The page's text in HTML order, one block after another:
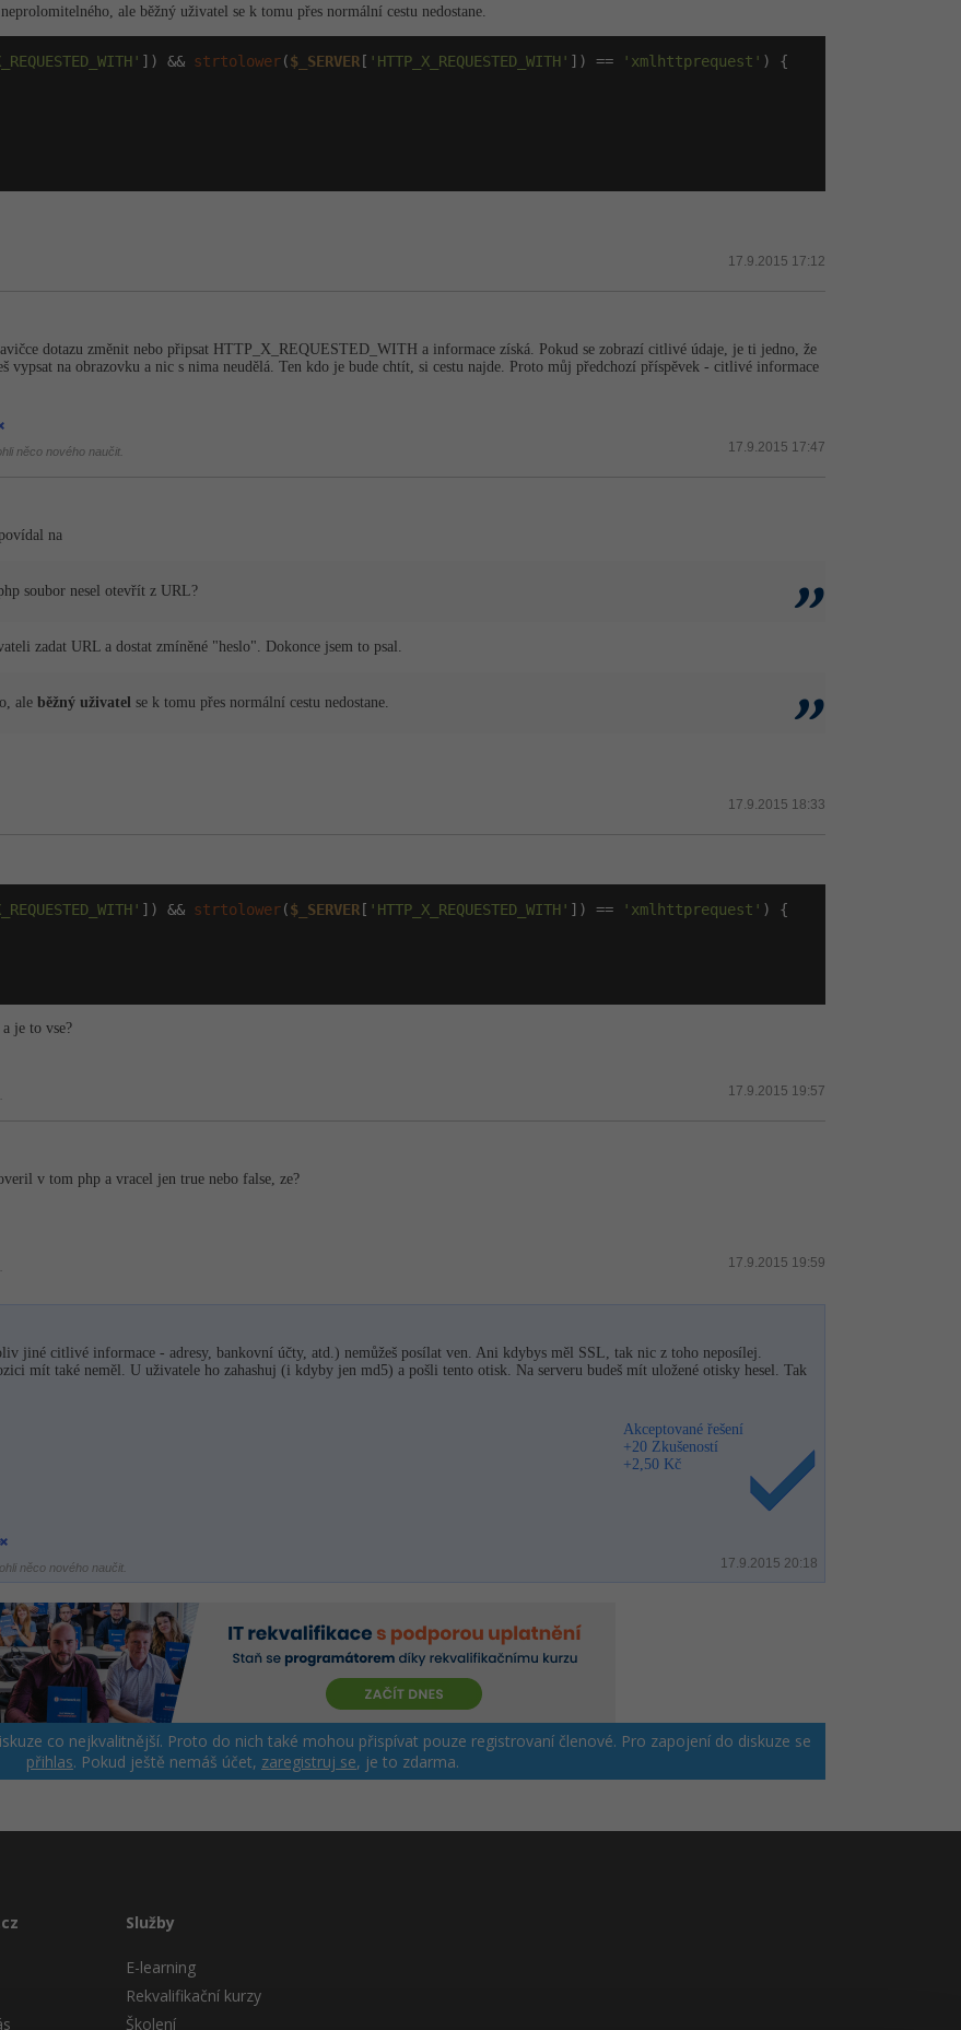
ale běžný uživatel se k tomu přes normální cestu nedostane.
]) && strtolower($_SERVER [ 'HTTP_X_REQUESTED_WITH' ]) == 'xmlhttprequest' ) {
17.9.2015 17:12
dotazu změnit nebo připsat HTTP_X_REQUES­TED_WITH a informace získá. Pokud se zobrazí citlivé údaje, je ti jedno, že
vypsat na obrazovku a nic s nima neudělá. Ten kdo je bude chtít, si cestu najde. Proto můj předchozí příspěvek - citlivé informace
17.9.2015 17:47
něco nového naučit.
na
soubor nesel otevřít z URL?
zadat URL a dostat zmíněné "heslo". Dokonce jsem to psal.
ale běžný uživatel se k tomu přes normální cestu nedostane.
17.9.2015 18:33
]) && strtolower($_SERVER [ 'HTTP_X_REQUESTED_WITH' ]) == 'xmlhttprequest' ) {
je to vse?
17.9.2015 19:57
v tom php a vracel jen true nebo false, ze?
17.9.2015 19:59
jiné citlivé informace - adresy, bankovní účty, atd.) nemůžeš posílat ven. Ani kdybys měl SSL, tak nic z toho neposílej.
mít také neměl. U uživatele ho zahashuj (i kdyby jen md5) a pošli tento otisk. Na serveru budeš mít uložené otisky hesel. Tak
Akceptované řešení
+20 Zkušeností
+2,50 Kč
17.9.2015 20:18
něco nového naučit.
co nejkvalitnější. Proto do nich také mohou přispívat pouze registrovaní členové. Pro zapojení do diskuze se
přihlas. Pokud ještě nemáš účet, zaregistruj se, je to zdarma.
Služby
E-learning
Rekvalifikační kurzy
Školení